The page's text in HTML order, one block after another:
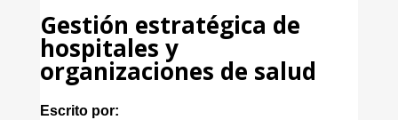
Gestión estratégica de
hospitales y
organizaciones de salud
Escrito por: